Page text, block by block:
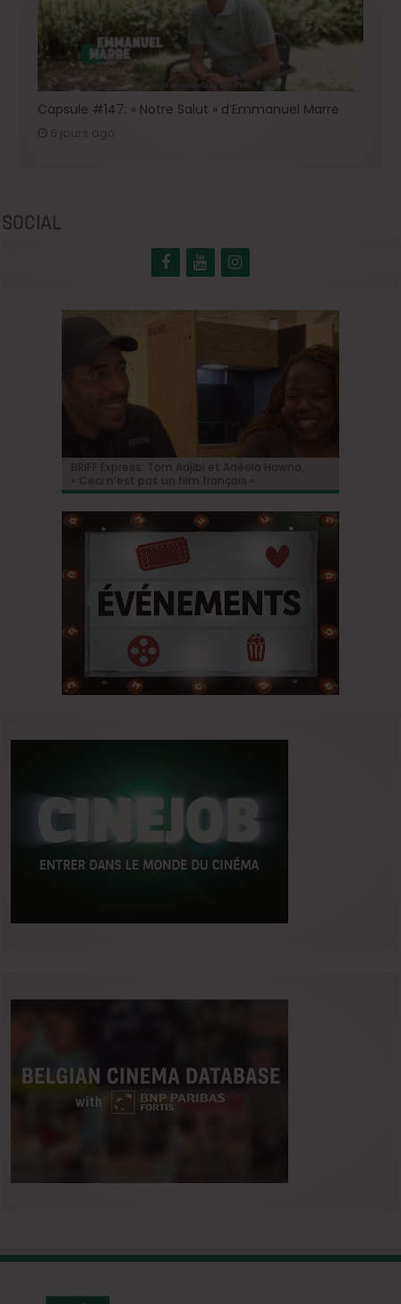
Capsule #147: « Notre Salut » d’Emmanuel Marre
SOCIAL
BRIFF Express: Tom Adjibi et Adéola Hawna,
« Ceci n’est pas un film français ».
Johnny Depp en Ebenezer Scrooge: le grand
retour de l’acteur dans une relecture sombre
du classique de Dickens !
BRIFF 2026: la Compétition belge!
« Coyote vs. Acme », le film maudit de
Hollywood a enfin une date de sortie !
Capsule #147: « Notre Salut » d’Emmanuel
Marre